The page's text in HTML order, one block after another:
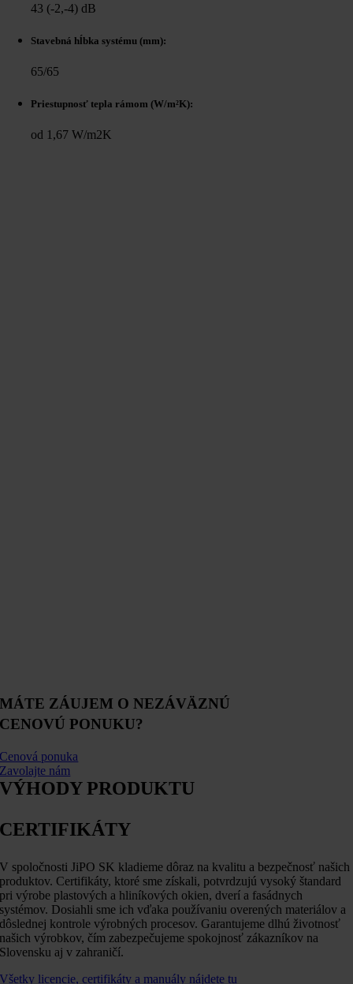
43 (-2,-4) dB
Stavebná hĺbka systému (mm):
65/65
Priestupnosť tepla rámom (W/m²K):
od 1,67 W/m2K
MÁTE ZÁUJEM O NEZÁVÄZNÚ
CENOVÚ PONUKU?
Cenová ponuka
Zavolajte nám
VÝHODY PRODUKTU
CERTIFIKÁTY
V spoločnosti JiPO SK kladieme dôraz na kvalitu a bezpečnosť našich
produktov. Certifikáty, ktoré sme získali, potvrdzujú vysoký štandard
pri výrobe plastových a hliníkových okien, dverí a fasádnych
systémov. Dosiahli sme ich vďaka používaniu overených materiálov a
dôslednej kontrole výrobných procesov. Garantujeme dlhú životnosť
našich výrobkov, čím zabezpečujeme spokojnosť zákazníkov na
Slovensku aj v zahraničí.
Všetky licencie, certifikáty a manuály nájdete tu